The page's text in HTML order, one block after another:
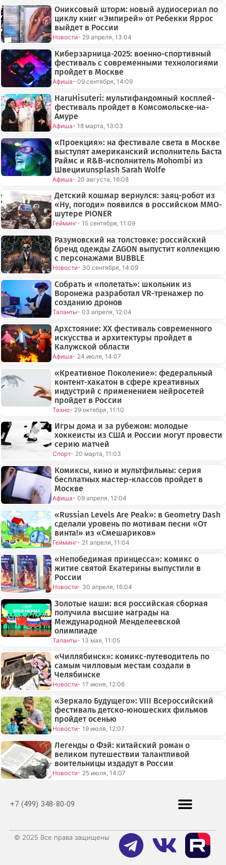
Ониксовый шторм: новый аудиосериал по
циклу книг «Эмпирей» от Ребекки Яррос
выйдет в России
Новости- 29 апреля, 13:04
Киберзарница-2025: военно-спортивный
фестиваль с современными технологиями
пройдет в Москве
Афиша- 09 сентября, 14:09
HaruHisuteri: мультифандомный косплей-
фестиваль пройдет в Комсомольске-на-
Амуре
Афиша- 18 марта, 13:03
«Проекция»: на фестивале света в Москве
выступят американский исполнитель Баста
Раймс и R&B-исполнитель Mohombi из
Швецииunsplash Sarah Wolfe
Афиша- 20 августа, 16:08
Детский кошмар вернулся: заяц-робот из
«Ну, погоди» появился в российском MMO-
шутере PIONER
Гейминг- 15 сентября, 11:09
Разумовский на толстовке: российский
бренд одежды ZAGON выпустит коллекцию
с персонажами BUBBLE
Новости- 30 сентября, 14:09
Собрать и «полетать»: школьник из
Воронежа разработал VR-тренажер по
созданию дронов
Таланты- 03 апреля, 12:04
Архстояние: XX фестиваль современного
искусства и архитектуры пройдет в
Калужской области
Афиша- 24 июля, 14:07
«Креативное Поколение»: федеральный
контент-хакатон в сфере креативных
индустрий с применением нейросетей
пройдет в России
Техно- 29 октября, 11:10
Игры дома и за рубежом: молодые
хоккеисты из США и России могут провести
серию матчей
Спорт- 20 марта, 11:03
Комиксы, кино и мультфильмы: серия
бесплатных мастер-классов пройдет в
Москве
Афиша- 09 апреля, 12:04
«Russian Levels Are Peak»: в Geometry Dash
сделали уровень по мотивам песни «От
винта!» из «Смешариков»
Гейминг- 21 апреля, 11:04
«Непобедимая принцесса»: комикс о
житие святой Екатерины выпустили в
России
Новости- 30 апреля, 16:04
Золотые наши: вся российская сборная
получила высшие награды на
Международной Менделеевской
олимпиаде
Таланты- 13 мая, 11:05
«Чиллябинск»: комикс-путеводитель по
самым чилловым местам создали в
Челябинске
Новости- 17 июня, 12:06
«Зеркало Будущего»: VIII Всероссийский
фестиваль детско-юношеских фильмов
пройдет осенью
Новости- 19 июля, 12:07
Легенды о Фэй: китайский роман о
великом путешествии талантливой
воительницы издадут в России
Новости- 25 июля, 14:07
+7 (499) 348-80-09
© 2025 Все права защищены